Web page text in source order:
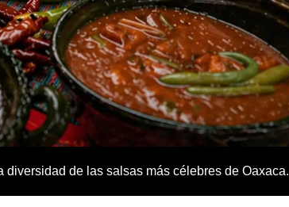
de las salsas más célebres de Oaxaca.